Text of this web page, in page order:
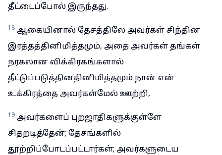
தீட்டைப்போல் இருந்தது.
18 ஆகையினால் தேசத்திலே அவர்கள் சிந்தின
இரத்தத்தினிமித்தமும், அதை அவர்கள் தங்கள்
நரகலான விக்கிரகங்களால்
தீட்டுப்படுத்தினதினிமித்தமும் நான் என்
உக்கிரத்தை அவர்கள்மேல் ஊற்றி,
19 அவர்களைப் புறஜாதிகளுக்குள்ளே
சிதறடித்தேன்; தேசங்களில்
தூற்றிப்போடப்பட்டார்கள்; அவர்களுடைய